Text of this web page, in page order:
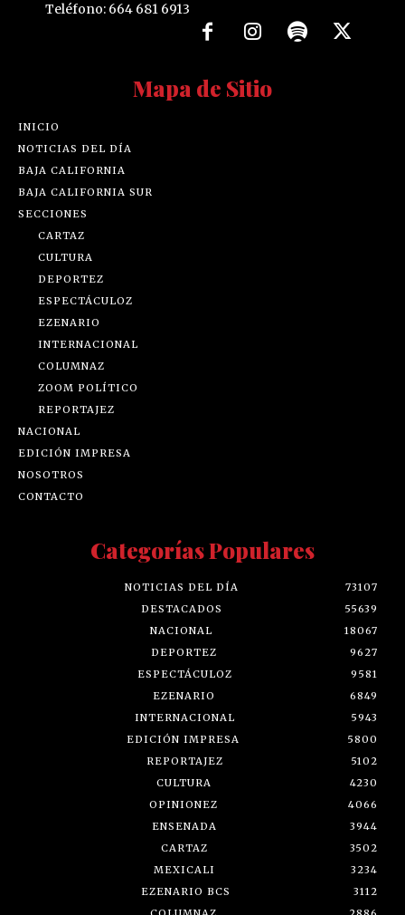
Teléfono: 664 681 6913
Mapa de Sitio
INICIO
NOTICIAS DEL DÍA
BAJA CALIFORNIA
BAJA CALIFORNIA SUR
SECCIONES
CARTAZ
CULTURA
DEPORTEZ
ESPECTÁCULOZ
EZENARIO
INTERNACIONAL
COLUMNAZ
ZOOM POLÍTICO
REPORTAJEZ
NACIONAL
EDICIÓN IMPRESA
NOSOTROS
CONTACTO
Categorías Populares
NOTICIAS DEL DÍA
73107
DESTACADOS
55639
NACIONAL
18067
DEPORTEZ
9627
ESPECTÁCULOZ
9581
EZENARIO
6849
INTERNACIONAL
5943
EDICIÓN IMPRESA
5800
REPORTAJEZ
5102
CULTURA
4230
OPINIONEZ
4066
ENSENADA
3944
CARTAZ
3502
MEXICALI
3234
EZENARIO BCS
3112